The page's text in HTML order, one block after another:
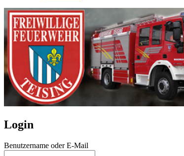
Login
Benutzername oder E-Mail